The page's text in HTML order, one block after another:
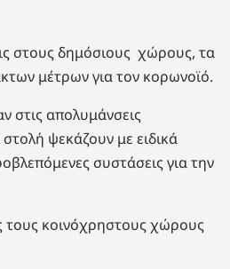
στους δημόσιους χώρους, τα
μέτρων για τον κορωνοϊό.
στις απολυμάνσεις
ψεκάζουν με ειδικά
συστάσεις για την
τους κοινόχρηστους χώρους